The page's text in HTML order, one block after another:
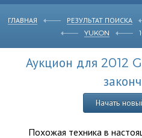
ГЛАВНАЯ РЕЗУЛЬТАТ ПОИСКА
YUKON
Аукцион для 2012
Начать
Похожая техника в